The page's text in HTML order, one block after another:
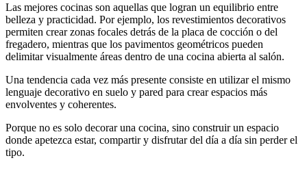
Las mejores cocinas son aquellas que logran un equilibrio entre
belleza y practicidad. Por ejemplo, los revestimientos decorativos
permiten crear zonas focales detrás de la placa de cocción o del
fregadero, mientras que los pavimentos geométricos pueden
delimitar visualmente áreas dentro de una cocina abierta al salón.
Una tendencia cada vez más presente consiste en utilizar el mismo
lenguaje decorativo en suelo y pared para crear espacios más
envolventes y coherentes.
Porque no es solo decorar una cocina, sino construir un espacio
donde apetezca estar, compartir y disfrutar del día a día sin perder el
tipo.